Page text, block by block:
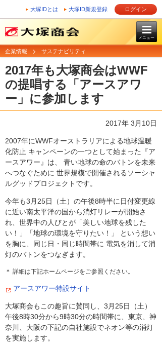
大塚IDとは 大塚ID新規登録 ログイン
メニュー
企業情報 サステナビリティ
2017年も大塚商会はWWF
の提唱する「アースアワ
ー」に参加します
2017年 3月10日
2007年にWWFオーストラリアによる地球温暖
化防止 キャンペーンの一つとして始まった『ア
ースアワー』は、 青い地球の命のバトンを未来
へつなぐために 世界規模で開催されるソーシャ
ルグッドプロジェクトです。
今年も3月25日（土）の午後8時半に日付変更線
に近い南太平洋の国から消灯リレーが開始さ
れ、世界中の人びとが「美しい地球を残した
い！」「地球の環境を守りたい！」 という想い
を胸に、同じ日・同じ時間帯に 電気を消して消
灯のバトンをつなぎます。
＊ 詳細は下記ホームページをご参照ください。
アースアワー特設サイト
大塚商会もこの趣旨に賛同し、3月25日（土）
午後8時30分から9時30分の時間帯に、東京、神
奈川、大阪の下記の自社施設でネオン等の消灯
を実施します。